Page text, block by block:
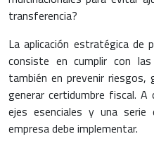
transferencia?
La aplicación estratégica de
consiste en cumplir con
también en prevenir riesgos,
generar certidumbre fiscal. A
ejes esenciales y una serie
empresa debe implementar.